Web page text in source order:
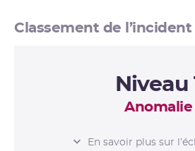
Classement de l’incident
Niveau
Anomalie
L’ÉCHELLE INES
En savoir plus sur